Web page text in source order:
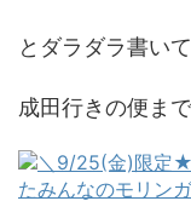
とダラダラ書い
成田行きの便ま